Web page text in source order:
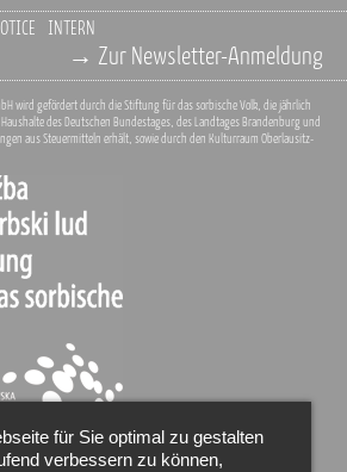
INTERN
→ Zur Newsletter-Anmeldung
wird gefördert durch die Stiftung für das sorbische Volk, die jährlich
des Deutschen Bundestages, des Landtages Brandenburg und
aus Steuermitteln erhält, sowie durch den Kulturraum Oberlausitz-
für Sie optimal zu gestalten
verbessern zu können,